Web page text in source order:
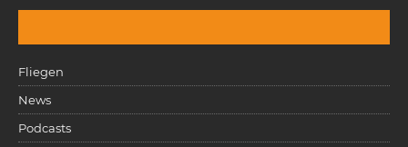
Fliegen
News
Podcasts